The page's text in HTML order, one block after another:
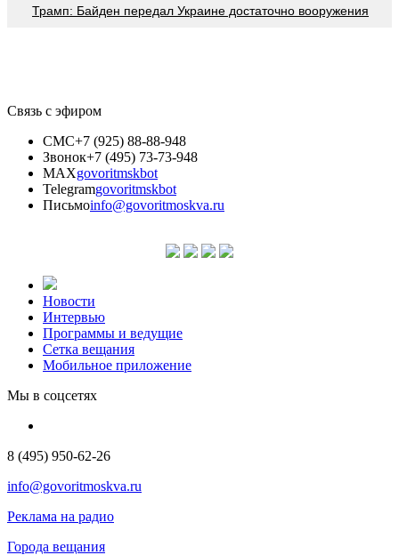
Трамп: Байден передал Украине достаточно вооружения
Связь с эфиром
СМС+7 (925) 88-88-948
Звонок+7 (495) 73-73-948
MAXgovoritmskbot
Telegramgovoritmskbot
Письмоinfo@govoritmoskva.ru
Новости
Интервью
Программы и ведущие
Сетка вещания
Мобильное приложение
Мы в соцсетях
8 (495) 950-62-26
info@govoritmoskva.ru
Реклама на радио
Города вещания